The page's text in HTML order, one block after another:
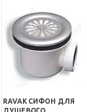
RAVAK СИФОН ДЛЯ